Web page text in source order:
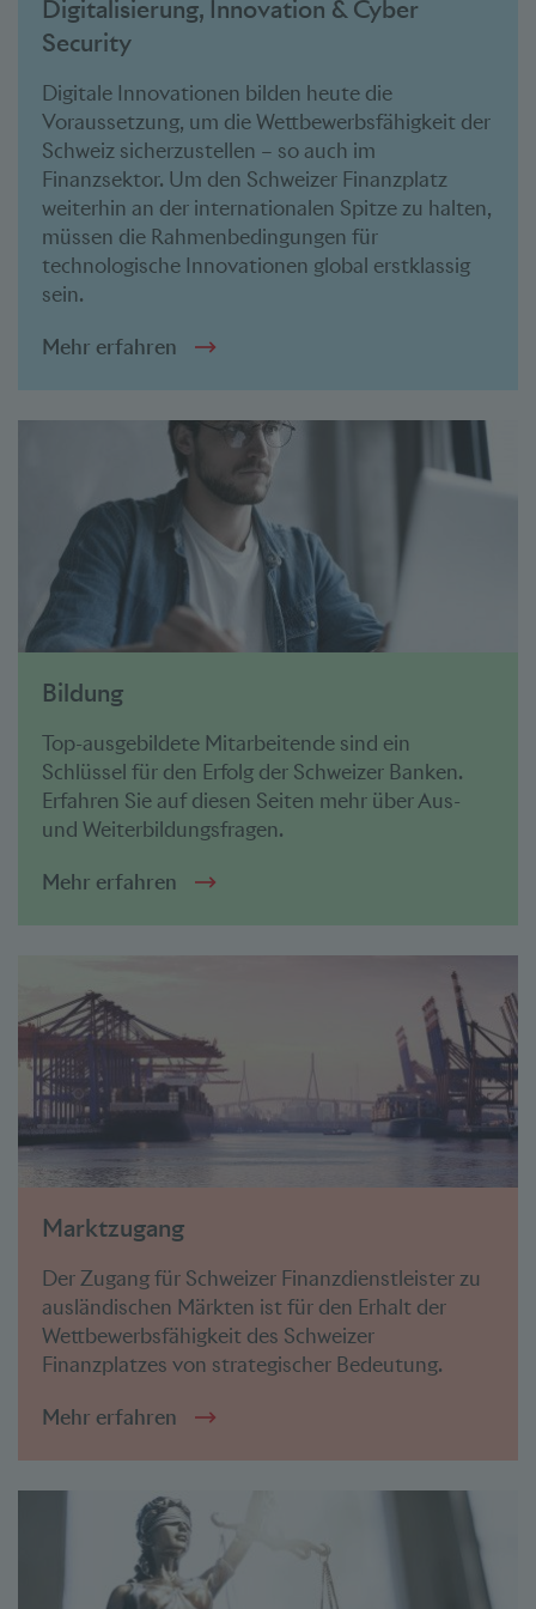
Digitalisierung, Innovation & Cyber
Security
Digitale Innovationen bilden heute die
Voraussetzung, um die Wettbewerbsfähigkeit der
Schweiz sicherzustellen – so auch im
Finanzsektor. Um den Schweizer Finanzplatz
weiterhin an der internationalen Spitze zu halten,
müssen die Rahmenbedingungen für
technologische Innovationen global erstklassig
sein.
Mehr erfahren
Bildung
Top-ausgebildete Mitarbeitende sind ein
Schlüssel für den Erfolg der Schweizer Banken.
Erfahren Sie auf diesen Seiten mehr über Aus-
und Weiterbildungsfragen.
Mehr erfahren
Marktzugang
Der Zugang für Schweizer Finanzdienstleister zu
ausländischen Märkten ist für den Erhalt der
Wettbewerbsfähigkeit des Schweizer
Finanzplatzes von strategischer Bedeutung.
Mehr erfahren